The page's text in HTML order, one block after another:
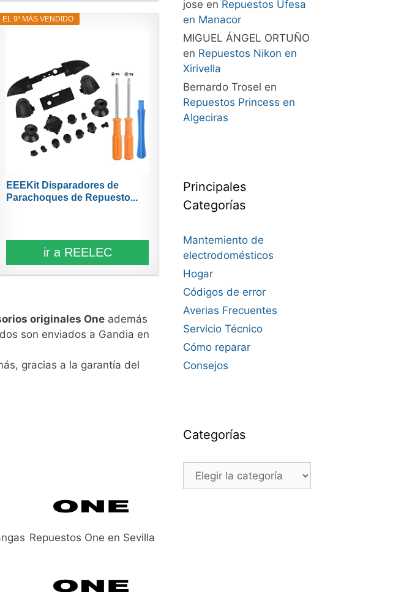
EL 9º MÁS VENDIDO
EEEKit Disparadores de
Parachoques de Repuesto...
ir a REELEC
originales Oneademás
son enviados a Gandia en
gracias a la garantía del
Repuestos One en Sevilla
jose en Repuestos Ufesa
en Manacor
MIGUEL ÁNGEL ORTUÑO
en Repuestos Nikon en
Xirivella
Bernardo Trosel en
Repuestos Princess en
Algeciras
Principales
Categorías
Mantemiento de
electrodomésticos
Hogar
Códigos de error
Averias Frecuentes
Servicio Técnico
Cómo reparar
Consejos
Categorías
Categorías